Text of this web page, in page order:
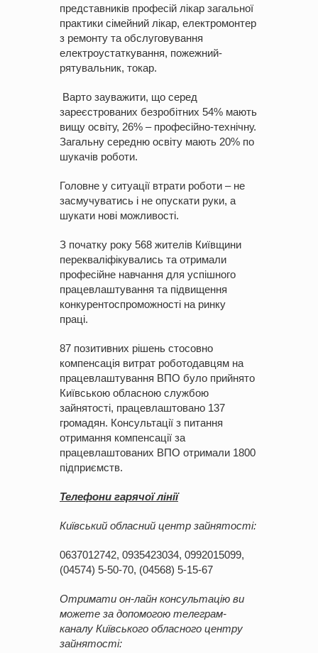
представників професій лікар загальної
практики сімейний лікар, електромонтер
з ремонту та обслуговування
електроустаткування, пожежний-
рятувальник, токар.
Варто зауважити, що серед
зареєстрованих безробітних 54% мають
вищу освіту, 26% – професійно-технічну.
Загальну середню освіту мають 20% по
шукачів роботи.
Головне у ситуації втрати роботи – не
засмучуватись і не опускати руки, а
шукати нові можливості.
З початку року 568 жителів Київщини
перекваліфікувались та отримали
професійне навчання для успішного
працевлаштування та підвищення
конкурентоспроможності на ринку
праці.
87 позитивних рішень стосовно
компенсація витрат роботодавцям на
працевлаштування ВПО було прийнято
Київською обласною службою
зайнятості, працевлаштовано 137
громадян. Консультації з питання
отримання компенсації за
працевлаштованих ВПО отримали 1800
підприємств.
Телефони гарячої лінії
Київський обласний центр зайнятості:
0637012742, 0935423034, 0992015099,
(04574) 5-50-70, (04568) 5-15-67
Отримати он-лайн консультацію ви
можете за допомогою телеграм-
каналу Київського обласного центру
зайнятості: